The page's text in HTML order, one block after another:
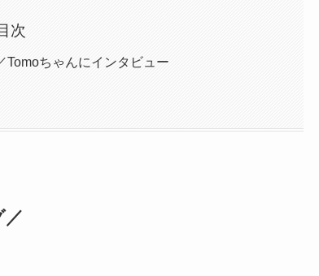
次
Tomoちゃんにインタビュー
／